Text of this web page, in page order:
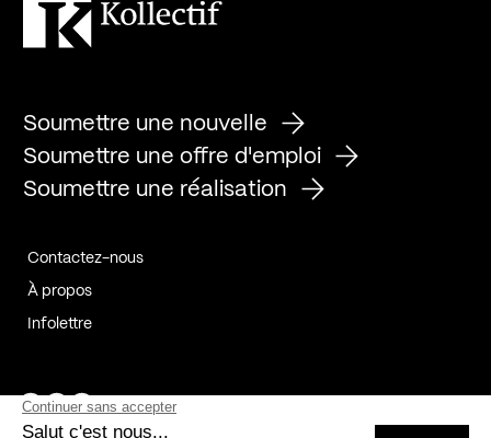
Soumettre une nouvelle
Soumettre une offre d'emploi
Soumettre une réalisation
Contactez-nous
À propos
Infolettre
Page Facebook de Kollectif
Page Instagram de Kollectif
Page Linkedin de Kollectif